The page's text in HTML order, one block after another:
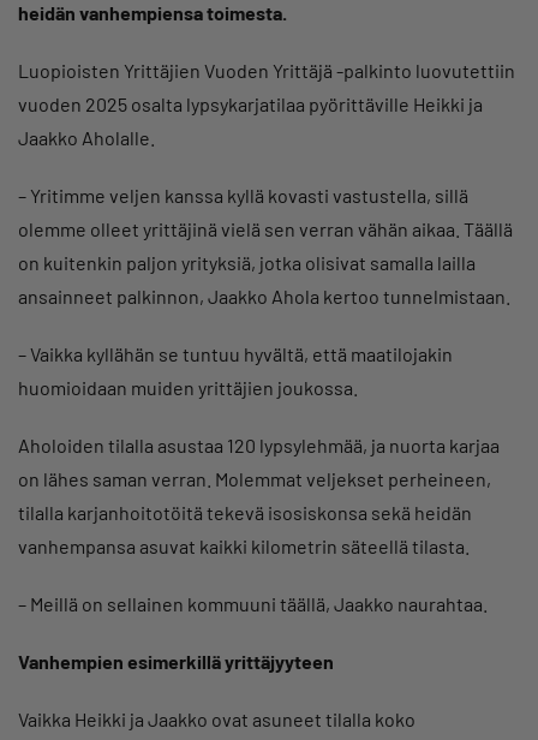
heidän vanhempiensa toimesta.
Luopioisten Yrittäjien Vuoden Yrittäjä -palkinto luovutettiin
vuoden 2025 osalta lypsykarjatilaa pyörittäville Heikki ja
Jaakko Aholalle.
– Yritimme veljen kanssa kyllä kovasti vastustella, sillä
olemme olleet yrittäjinä vielä sen verran vähän aikaa. Täällä
on kuitenkin paljon yrityksiä, jotka olisivat samalla lailla
ansainneet palkinnon, Jaakko Ahola kertoo tunnelmistaan.
– Vaikka kyllähän se tuntuu hyvältä, että maatilojakin
huomioidaan muiden yrittäjien joukossa.
Aholoiden tilalla asustaa 120 lypsylehmää, ja nuorta karjaa
on lähes saman verran. Molemmat veljekset perheineen,
tilalla karjanhoitotöitä tekevä isosiskonsa sekä heidän
vanhempansa asuvat kaikki kilometrin säteellä tilasta.
– Meillä on sellainen kommuuni täällä, Jaakko naurahtaa.
Vanhempien esimerkillä yrittäjyyteen
Vaikka Heikki ja Jaakko ovat asuneet tilalla koko